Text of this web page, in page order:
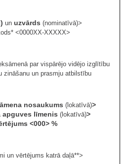
un uzvārds (nominatīvā)>
<0000XX-XXXXX>
par vispārējo vidējo izglītību
zināšanu un prasmju atbilstību
nosaukums (lokatīvā)>
apguves līmenis (lokatīvā)>
<000> %
un vērtējums katrā daļā**>